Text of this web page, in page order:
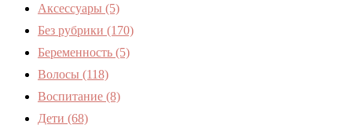
Аксессуары (5)
Без рубрики (170)
Беременность (5)
Волосы (118)
Воспитание (8)
Дети (68)